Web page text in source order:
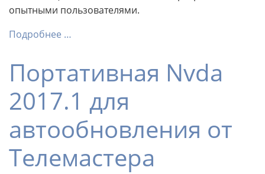
опытными пользователями.
Подробнее …
Портативная Nvda
2017.1 для
автообновления от
Телемастера